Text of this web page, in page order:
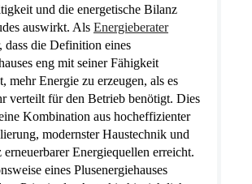
und die energetische Bilanz
auswirkt. Als Energieberater
dass die Definition eines
eng mit seiner Fähigkeit
mehr Energie zu erzeugen, als es
verteilt für den Betrieb benötigt. Dies
Kombination aus hocheffizienter
modernster Haustechnik und
erneuerbarer Energiequellen erreicht.
eines Plusenergiehauses